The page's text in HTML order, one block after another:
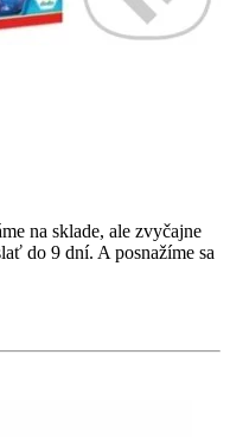
na sklade, ale zvyčajne
do 9 dní. A posnažíme sa